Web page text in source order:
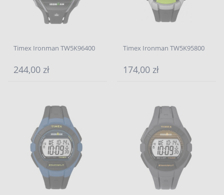
Timex Ironman TW5K96400
244,00 zł
Timex Ironman TW5K95800
174,00 zł